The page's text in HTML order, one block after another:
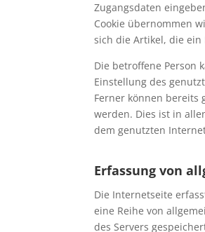
Zugangsdaten
Cookie übernommen
sich die Artikel, die
Die betroffene Person
Einstellung des
Ferner können bereits
werden. Dies ist in
dem genutzten
Erfassung von
Die Internetseite
eine Reihe von
des Servers